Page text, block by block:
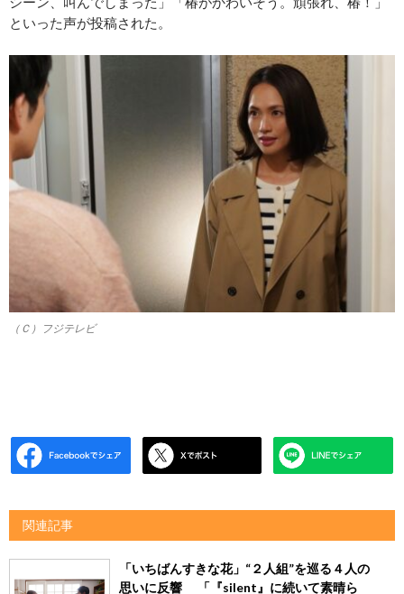
といった声が投稿された。
（Ｃ）フジテレビ
関連記事
「いちばんすきな花」“２人組”を巡る４人の
思いに反響 「『silent』に続いて素晴ら